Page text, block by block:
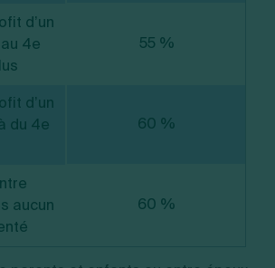
d’un
4e
55 %
d’un
du 4e
60 %
aucun
60 %